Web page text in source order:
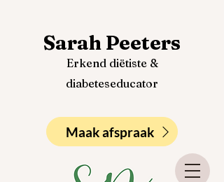
Sarah Peeters
Erkend diëtiste &
diabeteseducator
Maak afspraak